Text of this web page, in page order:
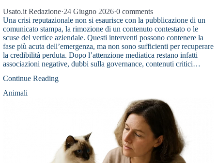
Usato.it Redazione·24 Giugno 2026·0 comments
Una crisi reputazionale non si esaurisce con la pubblicazione di un
comunicato stampa, la rimozione di un contenuto contestato o le
scuse del vertice aziendale. Questi interventi possono contenere la
fase più acuta dell’emergenza, ma non sono sufficienti per recuperare
la credibilità perduta. Dopo l’attenzione mediatica restano infatti
associazioni negative, dubbi sulla governance, contenuti critici…
Continue Reading
Animali